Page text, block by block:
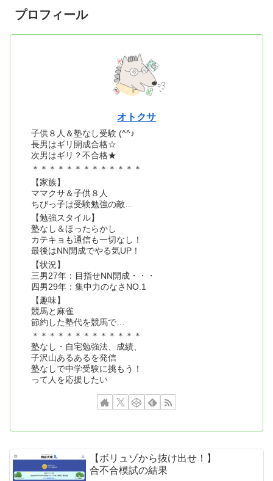
プロフィール
オトクサ
子供８人＆塾なし受験 (^^♪
長男はギリ開成合格☆
次男はギリ？不合格★
＊＊＊＊＊＊＊＊＊＊＊＊＊
【家族】
ママクサ＆子供８人
ちびっ子は受験勉強の敵…
【勉強スタイル】
塾なし＆ほったらかし
カテキョも通信も一切なし！
最後はNN開成でやる気UP！
【状況】
三男27年：目指せNN開成・・・
四男29年：集中力のなさNO.1
【趣味】
競馬と麻雀
節約した塾代を競馬で…
＊＊＊＊＊＊＊＊＊＊＊＊＊
塾なし・自宅勉強法、成績、
子沢山あるあるを発信
塾なしで中学受験に挑もう！
って人を応援したい
【ボリュゾから抜け出せ！】
合不合模試の結果